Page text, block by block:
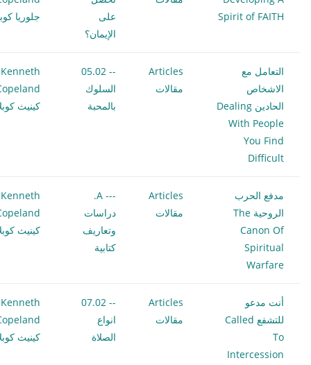
Spirit of FAITH
على
الإيمان؟
جلوريا
التعامل مع
الاشخاص
الحادين Dealing
With People
You Find
Difficult
Articles
مقالات
-- 05.02
السلوك
بالمحبة
Kenneth
كينيث
مدفع الحرب
الروحية The
Canon Of
Spiritual
Warfare
Articles
مقالات
--- A.
دراسات
وتعاريف
كتابية
Kenneth
كينيث
أنت مدعو
للتشفع Called
To
Intercession
Articles
مقالات
-- 07.02
انواع
الصلاة
Kenneth
كينيث